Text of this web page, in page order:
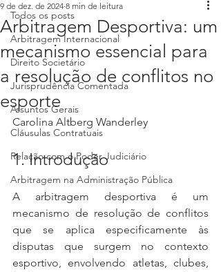
Todos os posts
Arbitragem Internacional
Direito Societário
Jurisprudência Comentada
Assuntos Gerais
Cláusulas Contratuais
Relação com o Poder Judiciário
Arbitragem na Administração Pública
Arbitragem Desportiva: um
mecanismo essencial para
a resolução de conflitos no
esporte
9 de dez. de 2024 8 min de leitura
Carolina Altberg Wanderley
1. Introdução
A arbitragem desportiva é um
mecanismo de resolução de conflitos
que se aplica especificamente às
disputas que surgem no contexto
esportivo, envolvendo atletas, clubes,